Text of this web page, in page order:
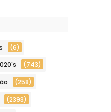
(6)
(743)
(258)
(2393)